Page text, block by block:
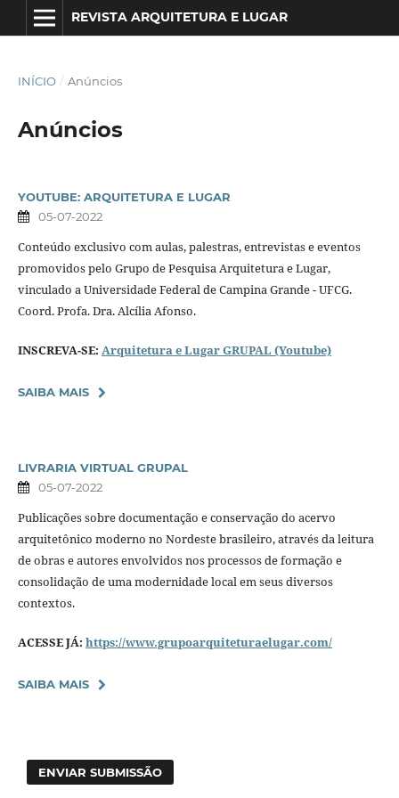
REVISTA ARQUITETURA E LUGAR
INÍCIO / Anúncios
Anúncios
YOUTUBE: ARQUITETURA E LUGAR
05-07-2022
Conteúdo exclusivo com aulas, palestras, entrevistas e eventos
promovidos pelo Grupo de Pesquisa Arquitetura e Lugar,
vinculado a Universidade Federal de Campina Grande - UFCG.
Coord. Profa. Dra. Alcília Afonso.
INSCREVA-SE: Arquitetura e Lugar GRUPAL (Youtube)
SAIBA MAIS
LIVRARIA VIRTUAL GRUPAL
05-07-2022
Publicações sobre documentação e conservação do acervo
arquitetônico moderno no Nordeste brasileiro, através da leitura
de obras e autores envolvidos nos processos de formação e
consolidação de uma modernidade local em seus diversos
contextos.
ACESSE JÁ: https://www.grupoarquiteturaelugar.com/
SAIBA MAIS
ENVIAR SUBMISSÃO